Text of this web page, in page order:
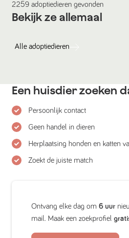
2259 adoptiedieren gevonden
Bekijk ze allemaal
Alle adoptiedieren
Een huisdier zoeken
Persoonlijk contact
Geen handel in dieren
Herplaatsing honden en katten
Zoekt de juiste match
Ontvang elke dag om 6 uur
mail. Maak een zoekprofiel